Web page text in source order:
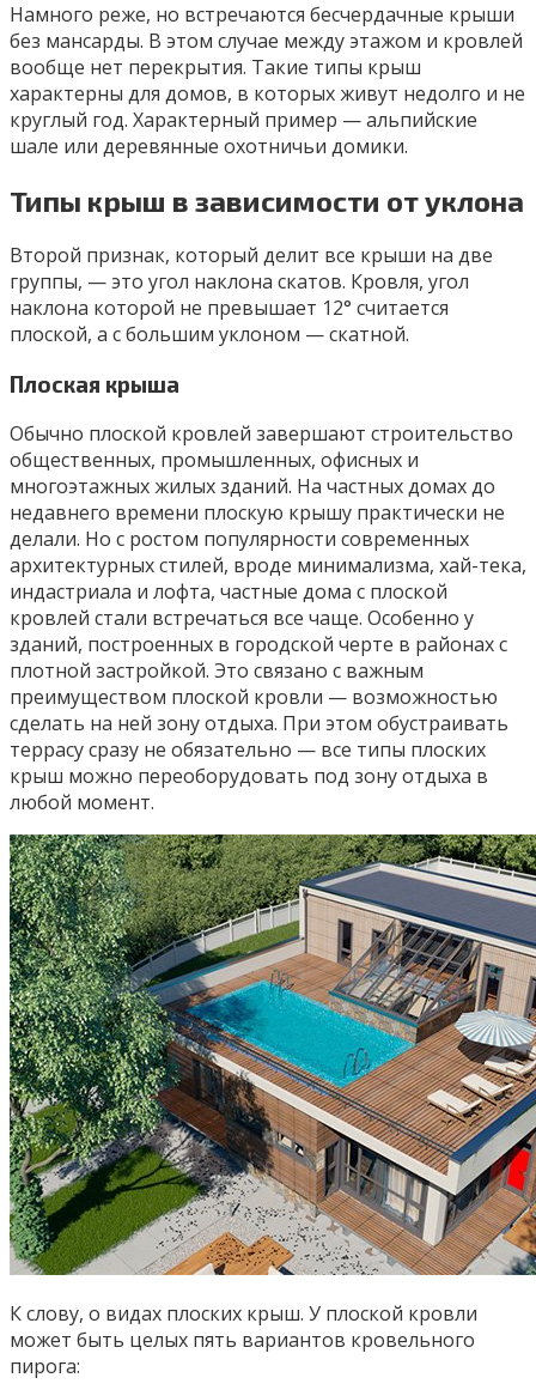
Намного реже, но встречаются бесчердачные крыши
без мансарды. В этом случае между этажом и кровлей
вообще нет перекрытия. Такие типы крыш
характерны для домов, в которых живут недолго и не
круглый год. Характерный пример — альпийские
шале или деревянные охотничьи домики.
Типы крыш в зависимости от уклона
Второй признак, который делит все крыши на две
группы, — это угол наклона скатов. Кровля, угол
наклона которой не превышает 12° считается
плоской, а с большим уклоном — скатной.
Плоская крыша
Обычно плоской кровлей завершают строительство
общественных, промышленных, офисных и
многоэтажных жилых зданий. На частных домах до
недавнего времени плоскую крышу практически не
делали. Но с ростом популярности современных
архитектурных стилей, вроде минимализма, хай-тека,
индастриала и лофта, частные дома с плоской
кровлей стали встречаться все чаще. Особенно у
зданий, построенных в городской черте в районах с
плотной застройкой. Это связано с важным
преимуществом плоской кровли — возможностью
сделать на ней зону отдыха. При этом обустраивать
террасу сразу не обязательно — все типы плоских
крыш можно переоборудовать под зону отдыха в
любой момент.
К слову, о видах плоских крыш. У плоской кровли
может быть целых пять вариантов кровельного
пирога: